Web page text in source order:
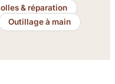
& réparation
Outillage à main